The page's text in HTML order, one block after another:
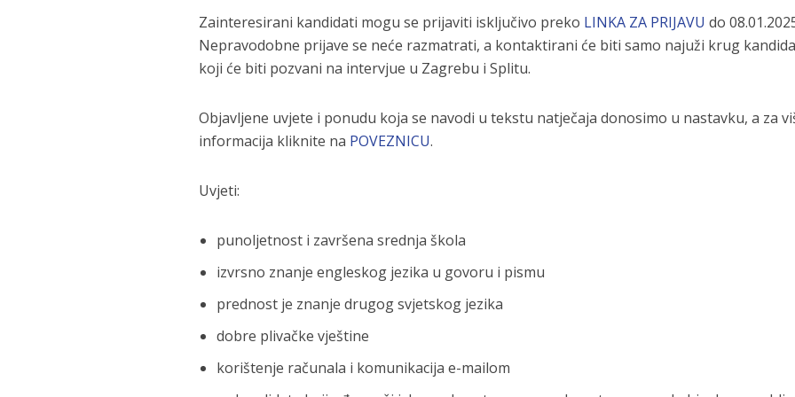
Zainteresirani kandidati mogu se prijaviti isključivo preko LINKA ZA PRIJAVU do
Nepravodobne prijave se neće razmatrati, a kontaktirani će biti samo najuži krug
koji će biti pozvani na intervjue u Zagrebu i Splitu.
Objavljene uvjete i ponudu koja se navodi u tekstu natječaja donosimo u nastavku, a za
informacija kliknite na POVEZNICU.
Uvjeti:
punoljetnost i završena srednja škola
izvrsno znanje engleskog jezika u govoru i pismu
prednost je znanje drugog svjetskog jezika
dobre plivačke vještine
korištenje računala i komunikacija e-mailom